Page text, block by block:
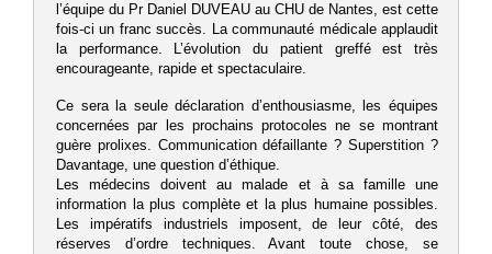
l’équipe du Pr Daniel DUVEAU au CHU de Nantes, est cette
fois-ci un franc succès. La communauté médicale applaudit
la performance. L’évolution du patient greffé est très
encourageante, rapide et spectaculaire.
Ce sera la seule déclaration d’enthousiasme, les équipes
concernées par les prochains protocoles ne se montrant
guère prolixes. Communication défaillante ? Superstition ?
Davantage, une question d’éthique.
Les médecins doivent au malade et à sa famille une
information la plus complète et la plus humaine possibles.
Les impératifs industriels imposent, de leur côté, des
réserves d’ordre techniques. Avant toute chose, se